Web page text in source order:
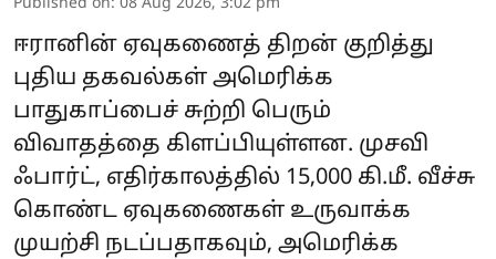
ஈரானின் ஏவுகணைத் திறன் குறித்து
புதிய தகவல்கள் அமெரிக்க
பாதுகாப்பைச் சுற்றி பெரும்
விவாதத்தை கிளப்பியுள்ளன. முசவி
ஃபார்ட், எதிர்காலத்தில் 15,000 கி.மீ. வீச்சு
கொண்ட ஏவுகணைகள் உருவாக்க
முயற்சி நடப்பதாகவும், அமெரிக்க